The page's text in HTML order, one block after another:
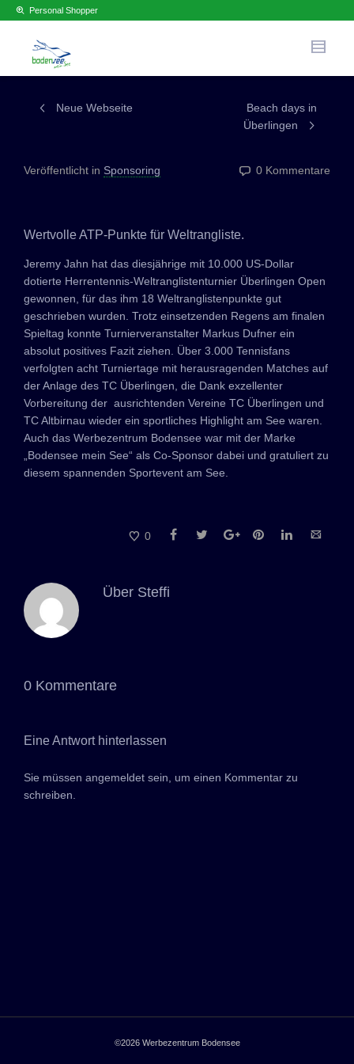
Personal Shopper
Neue Webseite
Beach days in
Überlingen
Veröffentlicht in Sponsoring 0 Kommentare
Wertvolle ATP-Punkte für Weltrangliste.
Jeremy Jahn hat das diesjährige mit 10.000 US-Dollar
dotierte Herrentennis-Weltranglistenturnier Überlingen Open
gewonnen, für das ihm 18 Weltranglistenpunkte gut
geschrieben wurden. Trotz einsetzenden Regens am finalen
Spieltag konnte Turnierveranstalter Markus Dufner ein
absolut positives Fazit ziehen. Über 3.000 Tennisfans
verfolgten acht Turniertage mit herausragenden Matches auf
der Anlage des TC Überlingen, die Dank exzellenter
Vorbereitung der ausrichtenden Vereine TC Überlingen und
TC Altbirnau wieder ein sportliches Highlight am See waren.
Auch das Werbezentrum Bodensee war mit der Marke
„Bodensee mein See“ als Co-Sponsor dabei und gratuliert zu
diesem spannenden Sportevent am See.
0
Über Steffi
0 Kommentare
Eine Antwort hinterlassen
Sie müssen angemeldet sein,
um einen Kommentar zu
schreiben.
©2026 Werbezentrum Bodensee